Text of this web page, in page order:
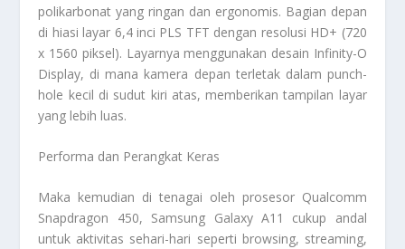
polikarbonat yang ringan dan ergonomis. Bagian depan
di hiasi layar 6,4 inci PLS TFT dengan resolusi HD+ (720
x 1560 piksel). Layarnya menggunakan desain Infinity-O
Display, di mana kamera depan terletak dalam punch-
hole kecil di sudut kiri atas, memberikan tampilan layar
yang lebih luas.
Performa dan Perangkat Keras
Maka kemudian di tenagai oleh prosesor Qualcomm
Snapdragon 450, Samsung Galaxy A11 cukup andal
untuk aktivitas sehari-hari seperti browsing, streaming,